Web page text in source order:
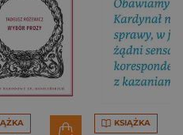
KSIĄŻKA